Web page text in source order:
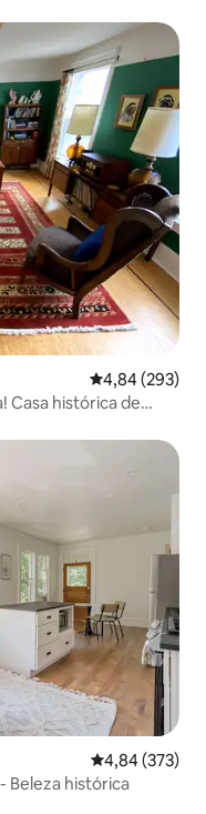
4,84 de uma
4,84 (293)
Casa histórica de
4,84 de uma
4,84 (373)
Beleza histórica